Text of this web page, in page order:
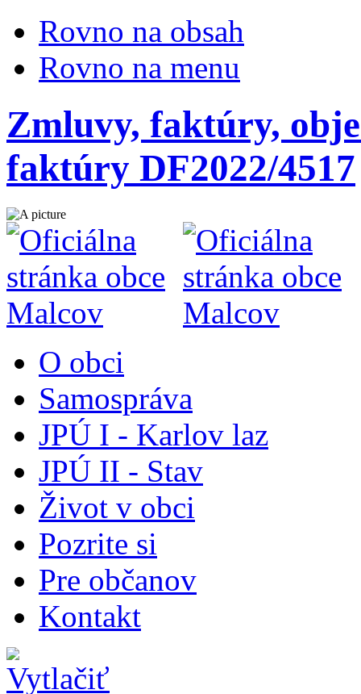
Rovno na obsah
Rovno na menu
Zmluvy, faktúry,
faktúry DF2022/4517
O obci
Samospráva
JPÚ I - Karlov laz
JPÚ II - Stav
Život v obci
Pozrite si
Pre občanov
Kontakt